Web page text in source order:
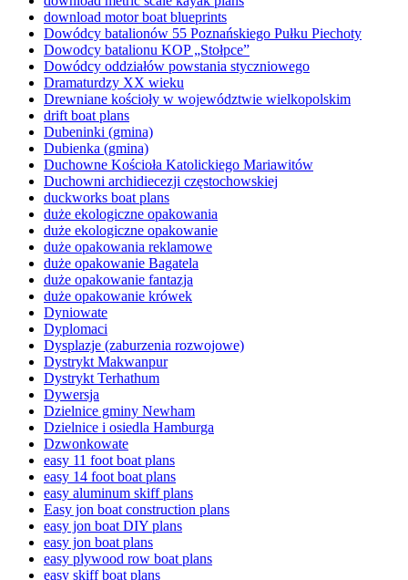
download motor boat blueprints
Dowódcy batalionów 55 Poznańskiego Pułku Piechoty
Dowodcy batalionu KOP „Stołpce”
Dowódcy oddziałów powstania styczniowego
Dramaturdzy XX wieku
Drewniane kościoły w województwie wielkopolskim
drift boat plans
Dubeninki (gmina)
Dubienka (gmina)
Duchowne Kościoła Katolickiego Mariawitów
Duchowni archidiecezji częstochowskiej
duckworks boat plans
duże ekologiczne opakowania
duże ekologiczne opakowanie
duże opakowania reklamowe
duże opakowanie Bagatela
duże opakowanie fantazja
duże opakowanie krówek
Dyniowate
Dyplomaci
Dysplazje (zaburzenia rozwojowe)
Dystrykt Makwanpur
Dystrykt Terhathum
Dywersja
Dzielnice gminy Newham
Dzielnice i osiedla Hamburga
Dzwonkowate
easy 11 foot boat plans
easy 14 foot boat plans
easy aluminum skiff plans
Easy jon boat construction plans
easy jon boat DIY plans
easy jon boat plans
easy plywood row boat plans
easy skiff boat plans